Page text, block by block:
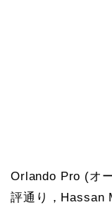
Orlando Pro (オ
評通り，Hassan